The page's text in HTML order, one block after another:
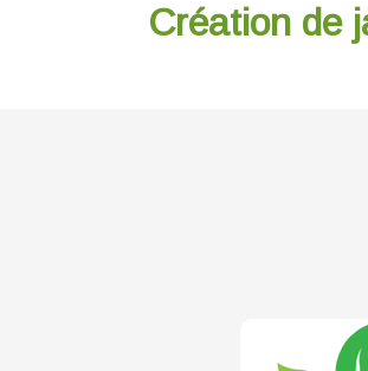
Création de